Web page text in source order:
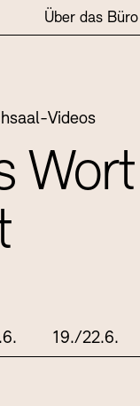
Zurück zur Startseite
Über das
Videos
19./22.6.